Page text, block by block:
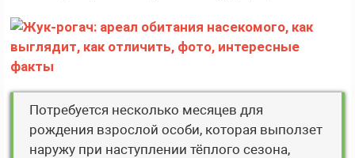
Потребуется несколько месяцев для
рождения взрослой особи, которая выползет
наружу при наступлении тёплого сезона,